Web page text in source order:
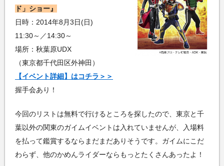
ド」ショー』
日時：2014年8月3日(日)
11:30～／14:30～
場所：秋葉原UDX
（東京都千代田区外神田）
【イベント詳細】はコチラ＞＞
握手会あり！
今回のリストは無料で行けるところを探したので、東京と千
葉以外の関東のガイムイベントは入れていませんが、入場料
を払って鑑賞するならまだまだありそうです。ガイムにこだ
わらず、他のかめんライダーならもっとたくさんあったよ！